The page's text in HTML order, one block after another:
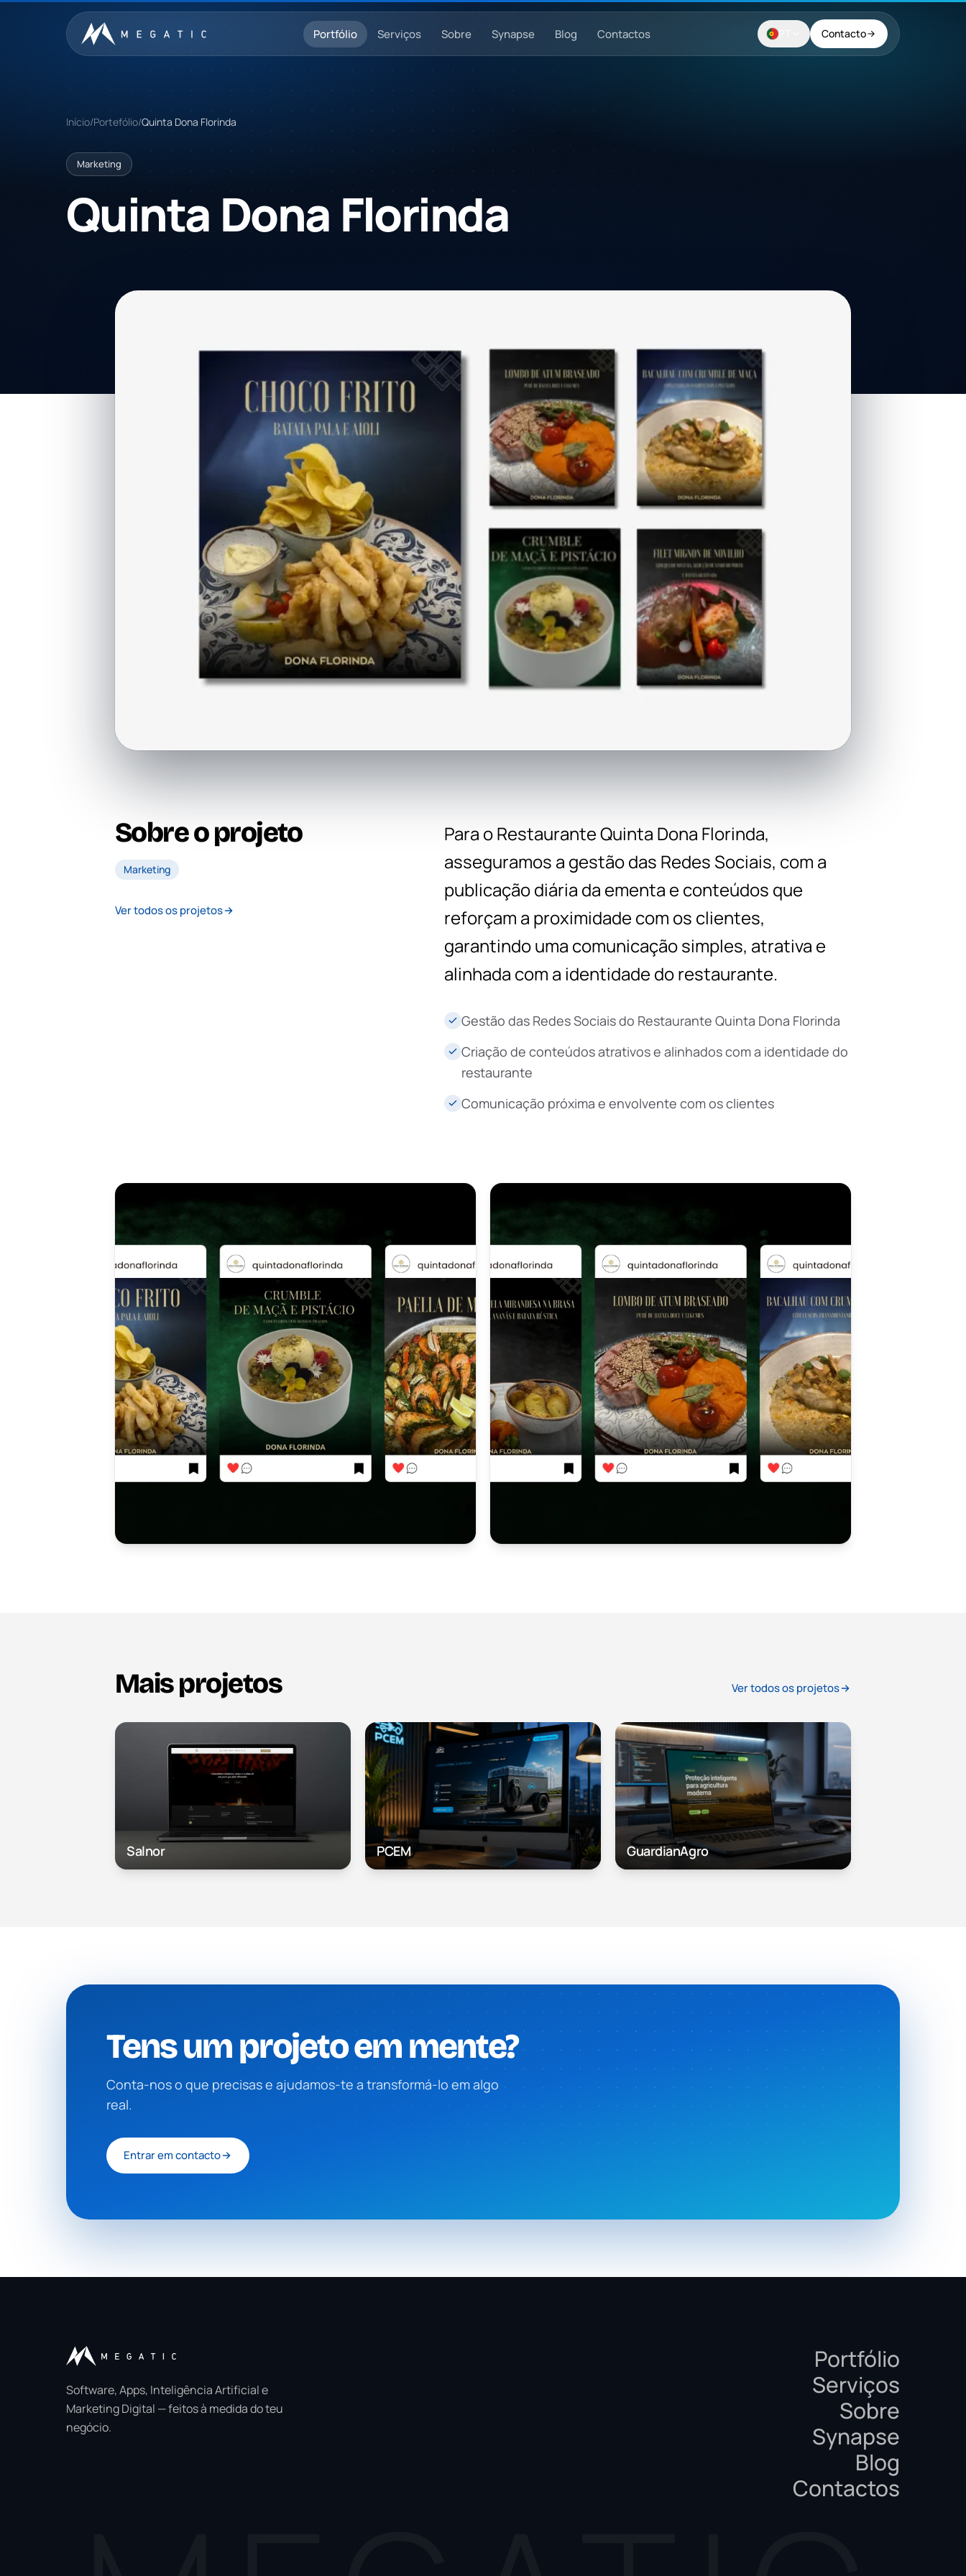
Saltar para o conteúdo
Portfólio Serviços Sobre Synapse Blog Contactos PT Contacto
Início/Portefólio/Quinta Dona Florinda
Marketing
Quinta Dona Florinda
Sobre o projeto
Marketing
Ver todos os projetos
Para o Restaurante Quinta Dona Florinda,
asseguramos a gestão das Redes Sociais, com a
publicação diária da ementa e conteúdos que
reforçam a proximidade com os clientes,
garantindo uma comunicação simples, atrativa e
alinhada com a identidade do restaurante.
Gestão das Redes Sociais do Restaurante Quinta Dona Florinda
Criação de conteúdos atrativos e alinhados com a identidade do
restaurante
Comunicação próxima e envolvente com os clientes
Mais projetos Ver todos os projetos
Salnor PCEM GuardianAgro
Tens um projeto em mente?
Conta-nos o que precisas e ajudamos-te a transformá-lo em algo
real.
Entrar em contacto
Software, Apps, Inteligência Artificial e
Marketing Digital — feitos à medida do teu
negócio.
Portfólio
Serviços
Sobre
Synapse
Blog
Contactos